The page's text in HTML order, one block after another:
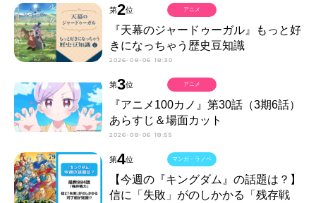
第2位
『天幕のジャードゥーガル』もっと好
きになっちゃう歴史豆知識
2026-08-06 18:30
アニメ
第3位
『アニメ100カノ』第30話（3期6話）
あらすじ＆場面カット
2026-08-06 18:55
アニメ
第4位
【今週の『キングダム』の話題は？】
信に「失敗」がのしかかる「残存戦
マンガ・ラノベ